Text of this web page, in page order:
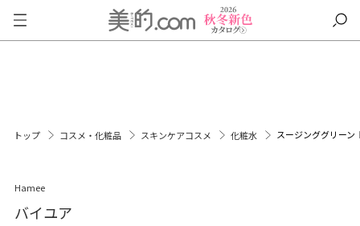
トップ コスメ・化粧品 スキンケアコスメ 化粧水 スージンググリーン
Hamee
バイユア